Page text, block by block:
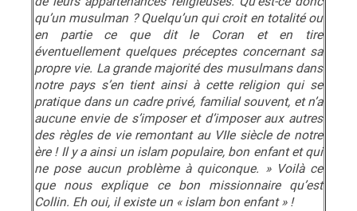
qu’un musulman ? Quelqu’un qui croit en totalité ou
en partie ce que dit le Coran et en tire
éventuellement quelques préceptes concernant sa
propre vie. La grande majorité des musulmans dans
notre pays s’en tient ainsi à cette religion qui se
pratique dans un cadre privé, familial souvent, et n’a
aucune envie de s’imposer et d’imposer aux autres
des règles de vie remontant au VIIe siècle de notre
ère ! Il y a ainsi un islam populaire, bon enfant et qui
ne pose aucun problème à quiconque. » Voilà ce
que nous explique ce bon missionnaire qu’est
Collin. Eh oui, il existe un « islam bon enfant» !